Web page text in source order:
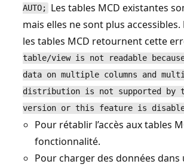
AUTO;
Les tables MCD existantes
mais elles ne sont plus
les tables MCD retournent cette
table/view is not readable
data on multiple columns and
distribution is not supported by
version or this feature is
Pour rétablir l’accès aux tables
fonctionnalité.
Pour charger des données dans